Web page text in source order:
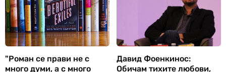
"Роман се прави не с
много думи, а с много
Давид Фоенкинос:
Обичам тихите любови,